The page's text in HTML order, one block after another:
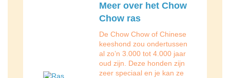
Meer over het Chow
Chow ras
De Chow Chow of Chinese
keeshond zou ondertussen
al zo’n 3.000 tot 4.000 jaar
oud zijn. Deze honden zijn
zeer speciaal en je kan ze